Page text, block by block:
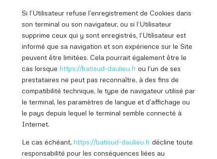
Si l’Utilisateur refuse l’enregistrement de Cookies dans
son terminal ou son navigateur, ou si l’Utilisateur
supprime ceux qui y sont enregistrés, l’Utilisateur est
informé que sa navigation et son expérience sur le Site
peuvent être limitées. Cela pourrait également être le
cas lorsque https://batisud-daulieu.frou l’un de ses
prestataires ne peut pas reconnaître, à des fins de
compatibilité technique, le type de navigateur utilisé par
le terminal, les paramètres de langue et d’affichage ou
le pays depuis lequel le terminal semble connecté à
Internet.
Le cas échéant, https://batisud-daulieu.frdécline toute
responsabilité pour les conséquences liées au